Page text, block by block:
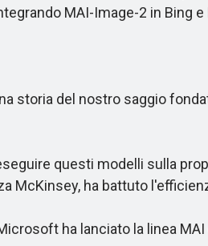
MAI-Image-2 in Bing e
storia del nostro saggio
questi modelli sulla
McKinsey, ha battuto
ha lanciato la linea